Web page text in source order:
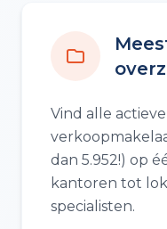
Vind alle
dan 5.952!) op
kantoren tot
specialisten.